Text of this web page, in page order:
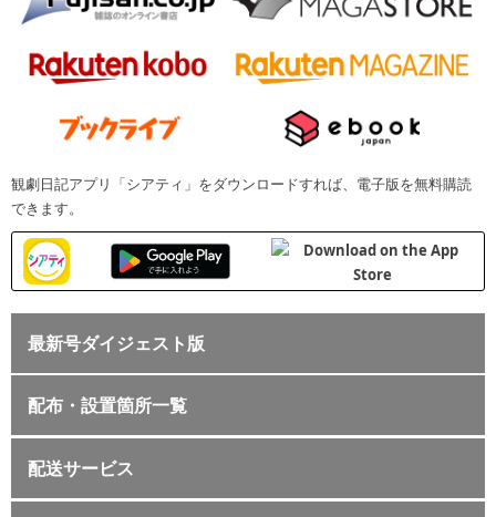
観劇日記アプリ「シアティ」をダウンロードすれば、電子版を無料購読
できます。
最新号ダイジェスト版
配布・設置箇所一覧
配送サービス